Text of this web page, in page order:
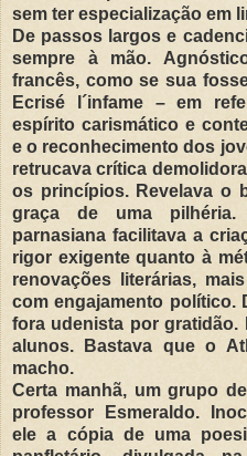
sem ter especialização em
De passos largos e
sempre à mão.
francês, como se sua
Ecrisé l´infame – em
espírito carismático e
e o reconhecimento dos
retrucava crítica
os princípios. Revelava o
graça de uma
parnasiana facilitava a
rigor exigente quanto à
renovações literárias,
com engajamento político.
fora udenista por gratidão.
alunos. Bastava que o
macho.
Certa manhã, um grupo
professor Esmeraldo.
ele a cópia de uma